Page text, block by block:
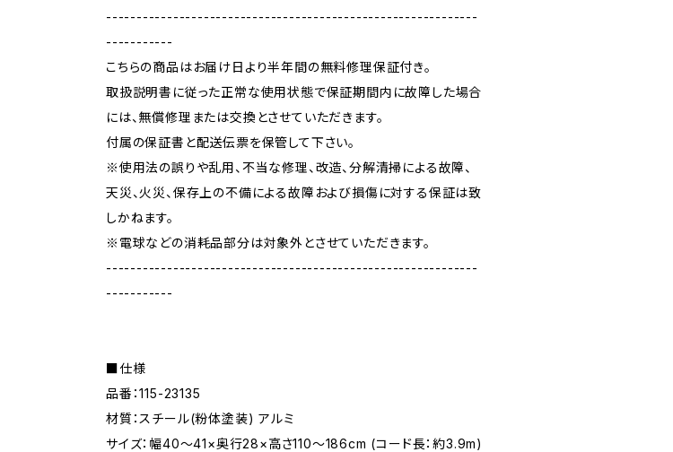
-------------------------------------------------------------
-----------
こちらの商品はお届け日より半年間の無料修理保証付き。
取扱説明書に従った正常な使用状態で保証期間内に故障した場合
には、無償修理または交換とさせていただきます。
付属の保証書と配送伝票を保管して下さい。
※使用法の誤りや乱用、不当な修理、改造、分解清掃による故障、
天災、火災、保存上の不備による故障および損傷に対する保証は致
しかねます。
※電球などの消耗品部分は対象外とさせていただきます。
-------------------------------------------------------------
-----------
■仕様
品番：115-23135
材質：スチール(粉体塗装) アルミ
サイズ：幅40〜41×奥行28×高さ110〜186cm (コード長：約3.9m)